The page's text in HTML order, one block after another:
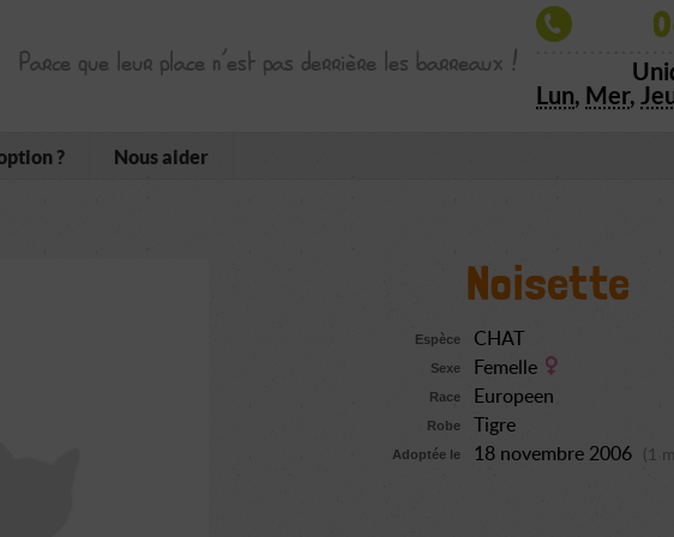
Parce que leur place n’est pas derrière les barreaux !
Lun, Mer,
? Nous aider
Noisette
Espèce CHAT
Sexe Femelle
Race Europeen
Robe Tigre
Adoptée le 18 novembre 2006 (1